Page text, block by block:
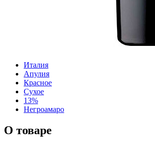
Италия
Апулия
Красное
Сухое
13%
Негроамаро
О товаре